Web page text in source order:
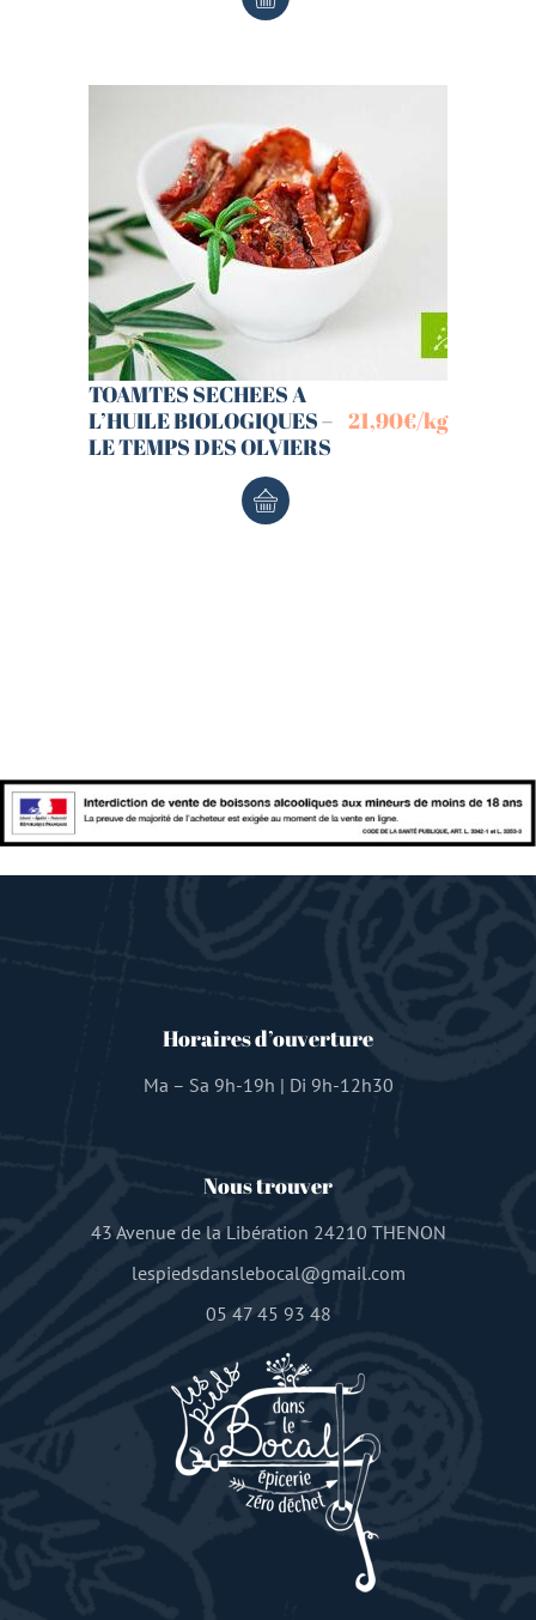
TOAMTES SECHEES A
L’HUILE BIOLOGIQUES –
LE TEMPS DES OLVIERS
21,90€/kg
Horaires d’ouverture
Ma – Sa 9h-19h | Di 9h-12h30
Nous trouver
43 Avenue de la Libération 24210 THENON
lespiedsdanslebocal@gmail.com
05 47 45 93 48